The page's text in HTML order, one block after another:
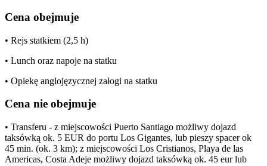
Cena obejmuje
• Rejs statkiem (2,5 h)
• Lunch oraz napoje na statku
• Opiekę anglojęzycznej załogi na statku
Cena nie obejmuje
• Transferu - z miejscowości Puerto Santiago możliwy dojazd
taksówką ok. 5 EUR do portu Los Gigantes, lub pieszy spacer ok
45 min. (ok. 3 km); z miejscowości Los Cristianos, Playa de las
Americas, Costa Adeje możliwy dojazd taksówką ok. 45 eur lub